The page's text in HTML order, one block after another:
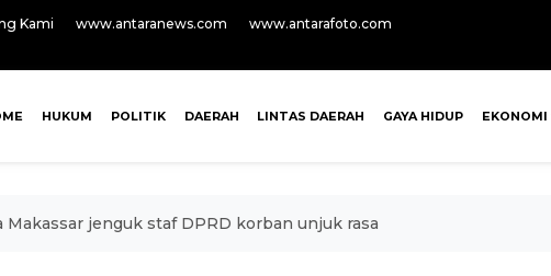
Kami www.antaranews.com
www.antarafoto.com
HUKUM POLITIK DAERAH LINTAS DAERAH GAYA HIDUP EKONOMI
Makassar jenguk staf DPRD korban unjuk rasa